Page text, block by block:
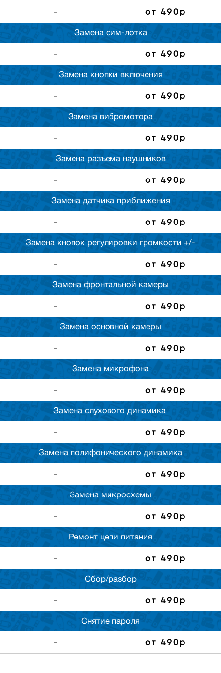
- от 490р
Замена сим-лотка
- от 490р
Замена кнопки включения
- от 490р
Замена вибромотора
- от 490р
Замена разъема наушников
- от 490р
Замена датчика приближения
- от 490р
Замена кнопок регулировки громкости +/-
- от 490р
Замена фронтальной камеры
- от 490р
Замена основной камеры
- от 490р
Замена микрофона
- от 490р
Замена слуxового динамика
- от 490р
Замена полифонического динамика
- от 490р
Замена микросхемы
- от 490р
Ремонт цепи питания
- от 490р
Сбор/разбор
- от 490р
Снятие пароля
- от 490р